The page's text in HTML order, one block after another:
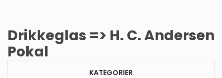
Drikkeglas => H. C. Andersen
Pokal
KATEGORIER